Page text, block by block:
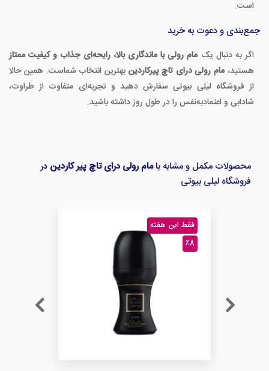
است.
جمع‌بندی و دعوت به خرید
اگر به دنبال یک مام رولی با ماندگاری بالا، رایحه‌ای جذاب و کیفیت ممتاز
هستید، مام رولی درای تاچ پیرکاردین بهترین انتخاب شماست. همین حالا
از فروشگاه لیلی بیوتی سفارش دهید و تجربه‌ای متفاوت از طراوت،
شادابی و اعتمادبه‌نفس را در طول روز داشته باشید.
محصولات مکمل و مشابه بامام رولی درای تاچ پیر کاردین در
فروشگاه لیلی بیوتی
فقط این هفته
٪8